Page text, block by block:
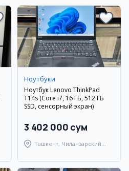
Ноутбуки
Ноутбук Lenovo ThinkPad
T14s (Core i7, 16 ГБ, 512 ГБ
SSD, сенсорный экран)
3 402 000 сум
Ташкент, Чиланзарский